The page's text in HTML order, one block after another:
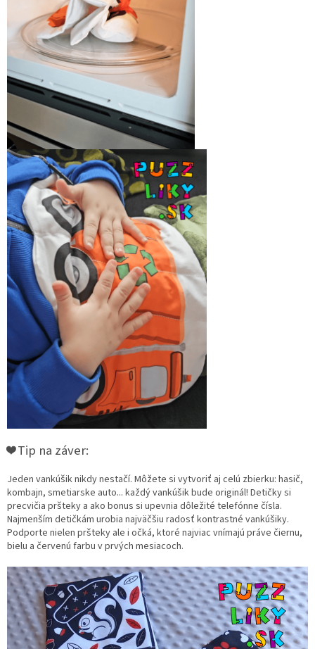
❤️ Tip na záver:
Jeden vankúšik nikdy nestačí. Môžete si vytvoriť aj celú zbierku: hasič,
kombajn, smetiarske auto... každý vankúšik bude originál! Detičky si
precvičia pršteky a ako bonus si upevnia dôležité telefónne čísla.
Najmenším detičkám urobia najväčšiu radosť kontrastné vankúšiky.
Podporte nielen pršteky ale i očká, ktoré najviac vnímajú práve čiernu,
bielu a červenú farbu v prvých mesiacoch.